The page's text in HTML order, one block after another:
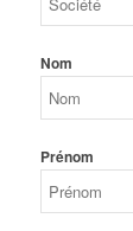
Nom
Prénom